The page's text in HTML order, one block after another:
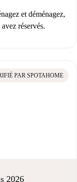
et déménagez,
réservés.
PAR SPOTAHOME
2026